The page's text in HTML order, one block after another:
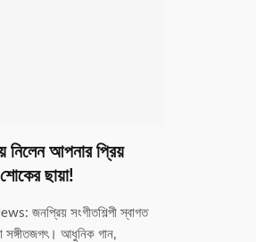
নিলেন আপনার প্রিয়
ছায়া!
জনপ্রিয় সংগীতশিল্পী স্বাগত
সঙ্গীতজগৎ। আধুনিক গান,